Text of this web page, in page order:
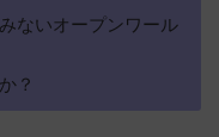
ないオープンワール
？